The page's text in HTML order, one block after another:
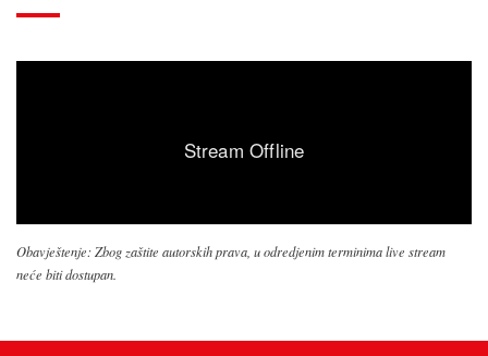
Obavještenje: Zbog zaštite autorskih prava, u odredjenim terminima live stream
neće biti dostupan.